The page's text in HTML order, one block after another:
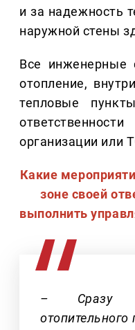
и за надежность
наружной стены
Все инженерные
отопление,
тепловые
организации или
Какие
зоне своей
выполнить
– Сразу